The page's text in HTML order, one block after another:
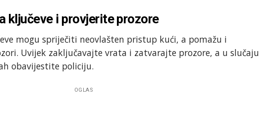
ključeve i provjerite prozore
mogu spriječiti neovlašten pristup kući, a pomažu i
Uvijek zaključavajte vrata i zatvarajte prozore, a u slučaju
obavijestite policiju.
OGLAS